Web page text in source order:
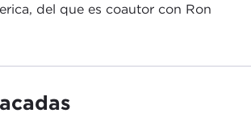
del que es coautor con Ron